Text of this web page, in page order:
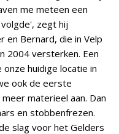
me meteen een
zegt hij
en Bernard, die in Velp
2004 versterken. Een
huidige locatie in
ook de eerste
materieel aan. Dan
en stobbenfrezen.
slag voor het Gelders